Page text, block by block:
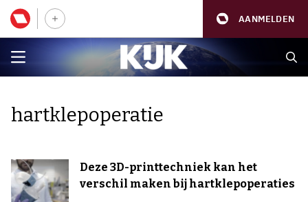
AANMELDEN
hartklepoperatie
Deze 3D-printtechniek kan het
verschil maken bij hartklepoperaties